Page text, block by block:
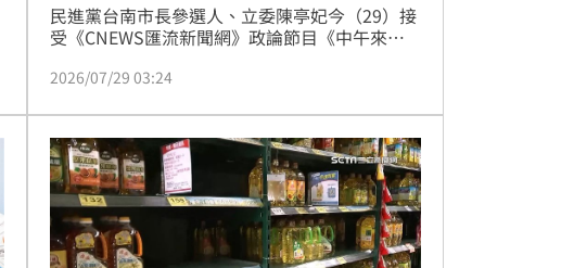
民進黨台南市長參選人、立委陳亭妃今（29）接
受《CNEWS匯流新聞網》政論節目《中午來開
舉，選民最在意的是哪一位縣市首長能夠做好市
諉責任。她認為，無論中央或地方由哪個政黨執
政，都沒有人能夠預先保證結果，最重要的仍是
以施政表現回應人民期待。
2026/07/29 03:24